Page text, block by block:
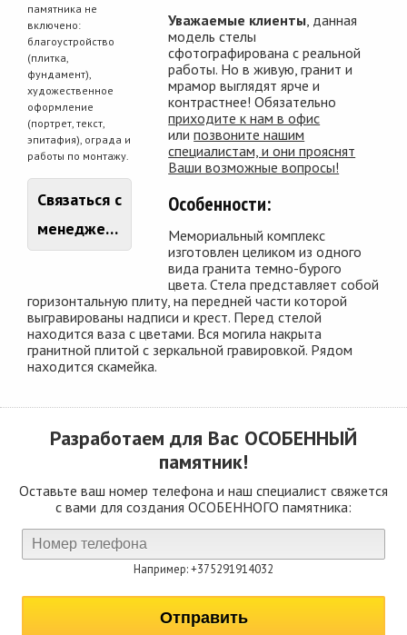
памятника не
включено:
благоустройство
(плитка,
фундамент),
художественное
оформление
(портрет, текст,
эпитафия), ограда и
работы по монтажу.
Связаться с
менеджером
Уважаемые клиенты , данная
модель стелы
сфотографирована с реальной
работы. Но в живую, гранит и
мрамор выглядят ярче и
контрастнее! Обязательно
приходите к нам в офис
илипозвоните нашим
специалистам, и они прояснят
Ваши возможные вопросы!
Особенности:
Мемориальный комплекс
изготовлен целиком из одного
вида гранита темно-бурого
цвета. Стела представляет собой
горизонтальную плиту, на передней части которой
выгравированы надписи и крест. Перед стелой
находится ваза с цветами. Вся могила накрыта
гранитной плитой с зеркальной гравировкой. Рядом
находится скамейка.
Разработаем для Вас ОСОБЕННЫЙ
памятник!
Оставьте ваш номер телефона и наш специалист свяжется
с вами для создания ОСОБЕННОГО памятника:
Например: +375291914032